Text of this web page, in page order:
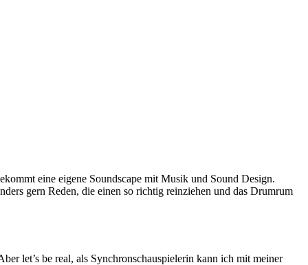
eine eigene Soundscape mit Musik und Sound Design.
gern Reden, die einen so richtig reinziehen und das Drumrum
let’s be real, als Synchronschauspielerin kann ich mit meiner